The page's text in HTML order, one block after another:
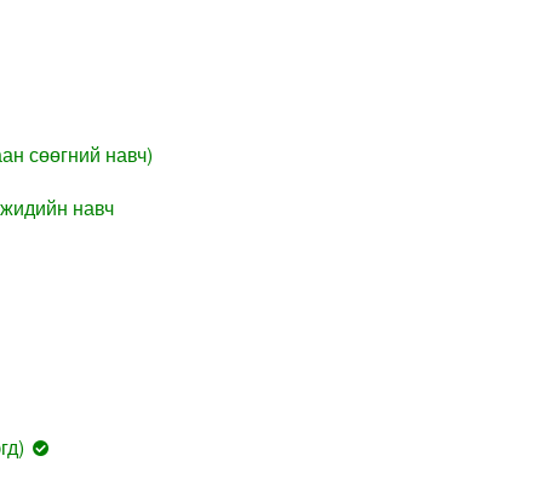
сөөгний навч)
навч